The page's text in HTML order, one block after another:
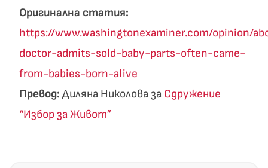
Оригинална статия:
https://www.washingtonexaminer.com/opinion/
doctor-admits-sold-baby-parts-often-came-
from-babies-born-alive
Превод: Диляна Николова за Сдружение
“Избор за Живот”